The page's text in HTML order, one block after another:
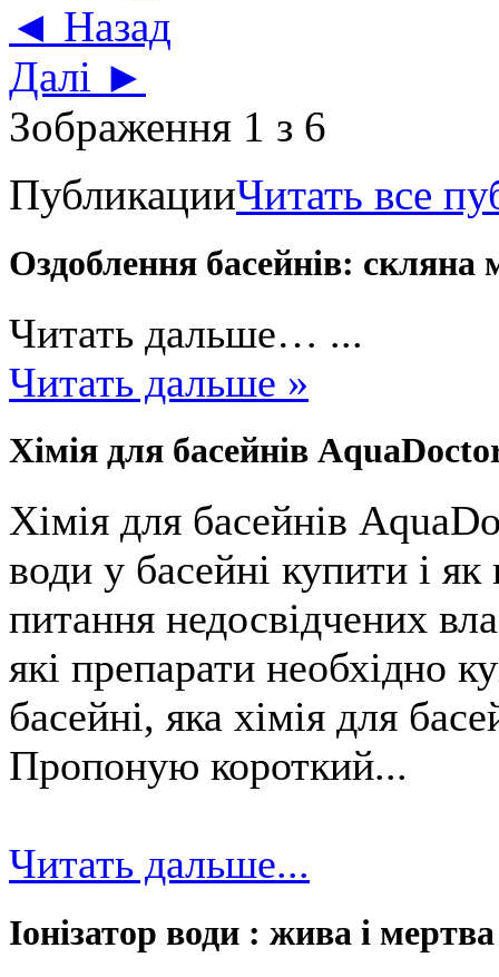
◄ Назад
Далі ►
Зображення 1 з 6
ПубликацииЧитать все
Оздоблення басейнів: скляна
Читать дальше… ...
Читать дальше »
Хімія для басейнів
Хімія для басейнів
води у басейні купити і
питання недосвідчених
які препарати необхідно
басейні, яка хімія для
Пропоную короткий...
Читать дальше...
Іонізатор води : жива і